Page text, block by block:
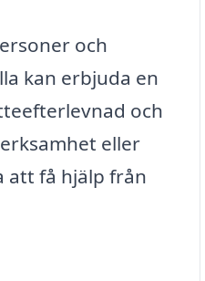
och
kan erbjuda en
och
eller
att få hjälp från